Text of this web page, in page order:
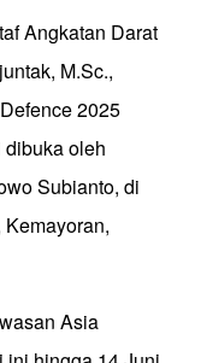
Angkatan Darat
M.Sc.,
2025
dibuka oleh
Subianto, di
Asia